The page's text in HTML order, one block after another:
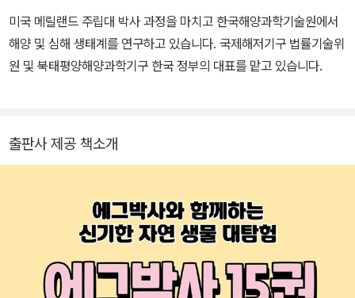
미국 메릴랜드 주립대 박사 과정을 마치고 한국해양과학기술원에서
해양 및 심해 생태계를 연구하고 있습니다. 국제해저기구 법률기술위
원 및 북태평양해양과학기구 한국 정부의 대표를 맡고 있습니다.
출판사 제공 책소개